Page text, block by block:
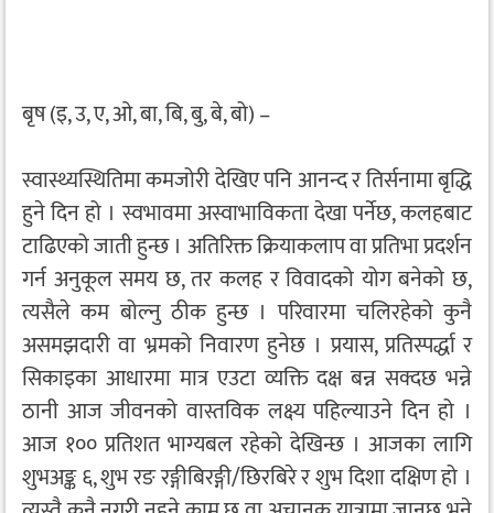
बृष (इ, उ, ए, ओ, बा, बि, बु, बे, बो) –
स्वास्थ्यस्थितिमा कमजोरी देखिए पनि आनन्द र तिर्सनामा बृद्धि
हुने दिन हो । स्वभावमा अस्वाभाविकता देखा पर्नेछ, कलहबाट
टाढिएको जाती हुन्छ । अतिरिक्त क्रियाकलाप वा प्रतिभा प्रदर्शन
गर्न अनुकूल समय छ, तर कलह र विवादको योग बनेको छ,
त्यसैले कम बोल्नु ठीक हुन्छ । परिवारमा चलिरहेको कुनै
असमझदारी वा भ्रमको निवारण हुनेछ । प्रयास, प्रतिस्पर्द्धा र
सिकाइका आधारमा मात्र एउटा व्यक्ति दक्ष बन्न सक्दछ भन्ने
ठानी आज जीवनको वास्तविक लक्ष्य पहिल्याउने दिन हो ।
आज १०० प्रतिशत भाग्यबल रहेको देखिन्छ । आजका लागि
शुभअङ्क ६, शुभ रङ रङ्गीबिरङ्गी/छिरबिरे र शुभ दिशा दक्षिण हो ।